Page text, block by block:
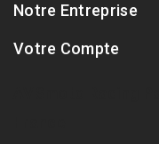
Notre Entreprise
Votre Compte